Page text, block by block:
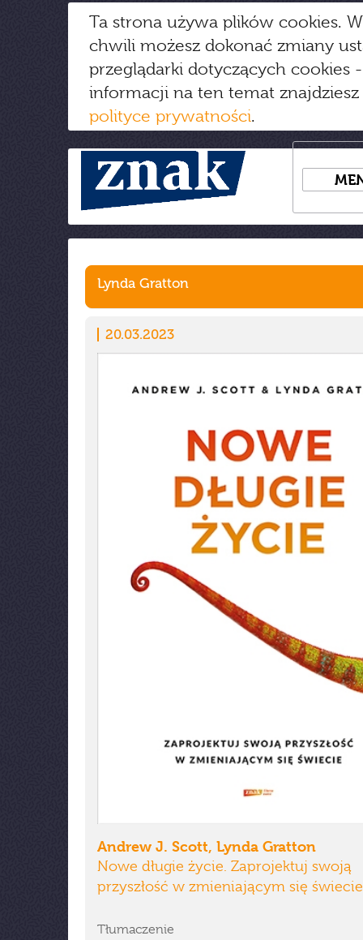
Ta strona używa plików cookies.
chwili możesz dokonać zmiany
przeglądarki dotyczących cookies
informacji na ten temat
polityce prywatności.
Lynda Gratton
20.03.2023
Andrew J. Scott, Lynda Gratton
Nowe długie życie. Zaprojektuj swoją
przyszłość w zmieniającym się świecie
Tłumaczenie